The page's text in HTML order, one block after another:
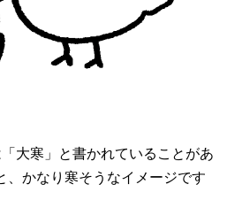
大寒」と書かれていることがあ
、かなり寒そうなイメージです